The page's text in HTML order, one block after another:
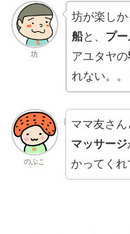
坊
坊が楽しか
船と、 プー
アユタヤの
れない。
のぷこ
ママ友さ
マッサージ
かってくれ